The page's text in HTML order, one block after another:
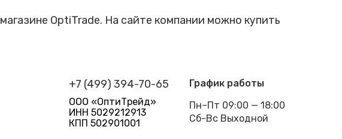
OptiTrade. На сайте компании можно купить
+7 (499) 394-70-65
ООО «ОптиТрейд»
ИНН 5029212913
КПП 502901001
График работы
Пн–Пт 09:00 — 18:00
Сб-Вс Выходной